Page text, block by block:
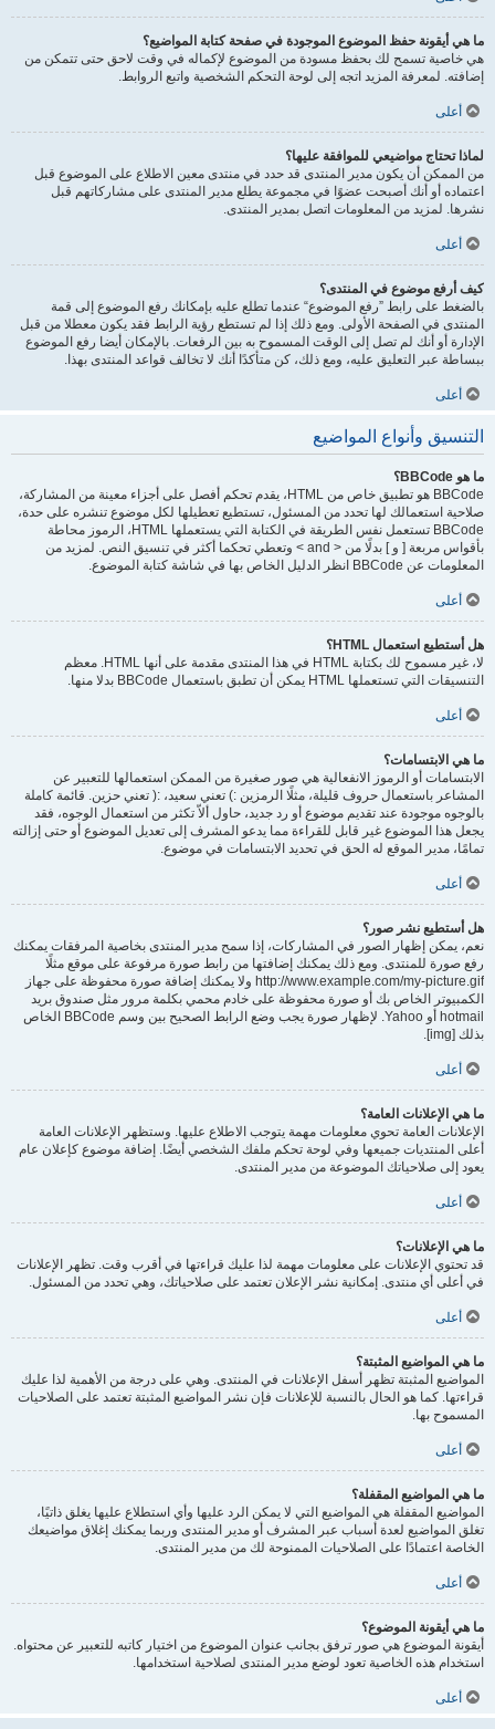
ما هي أيقونة حفظ الموضوع الموجودة في صفحة كتابة المواضيع؟
هي خاصية تسمح لك بحفظ مسودة من الموضوع لإكماله في وقت لاحق حتى تتمكن من
إضافته. لمعرفة المزيد اتجه إلى لوحة التحكم الشخصية واتبع الروابط.
أعلى
لماذا تحتاج مواضيعي للموافقة عليها؟
من الممكن أن يكون مدير المنتدى قد حدد في منتدى معين الاطلاع على الموضوع قبل
اعتماده أو أنك أصبحت عضوًا في مجموعة يطلع مدير المنتدى على مشاركاتهم قبل
نشرها. لمزيد من المعلومات اتصل بمدير المنتدى.
أعلى
كيف أرفع موضوع في المنتدى؟
بالضغط على رابط ”رفع الموضوع“ عندما تطلع عليه بإمكانك رفع الموضوع إلى قمة
المنتدى في الصفحة الأولى. ومع ذلك إذا لم تستطع رؤية الرابط فقد يكون معطلا من قبل
الإدارة أو أنك لم تصل إلى الوقت المسموح به بين الرفعات. بالإمكان أيضا رفع الموضوع
ببساطة عبر التعليق عليه، ومع ذلك، كن متأكدًا أنك لا تخالف قواعد المنتدى بهذا.
أعلى
التنسيق وأنواع المواضيع
ما هو BBCode؟
BBCode هو تطبيق خاص من HTML، يقدم تحكم أفصل على أجزاء معينة من المشاركة،
صلاحية استعمالك لها تحدد من المسئول، تستطيع تعطيلها لكل موضوع تنشره على حدة،
BBCode تستعمل نفس الطريقة في الكتابة التي يستعملها HTML، الرموز محاطة
بأقواس مربعة [ و ] بدلًا من < and > وتعطي تحكما أكثر في تنسيق النص. لمزيد من
المعلومات عن BBCode انظر الدليل الخاص بها في شاشة كتابة الموضوع.
أعلى
هل أستطيع استعمال HTML؟
لا، غير مسموح لك بكتابة HTML في هذا المنتدى مقدمة على أنها HTML. معظم
التنسيقات التي تستعملها HTML يمكن أن تطبق باستعمال BBCode بدلا منها.
أعلى
ما هي الابتسامات؟
الابتسامات أو الرموز الانفعالية هي صور صغيرة من الممكن استعمالها للتعبير عن
المشاعر باستعمال حروف قليلة، مثلًا الرمزين :) تعني سعيد، :( تعني حزين. قائمة كاملة
بالوجوه موجودة عند تقديم موضوع أو رد جديد، حاول ألاّ تكثر من استعمال الوجوه، فقد
يجعل هذا الموضوع غير قابل للقراءة مما يدعو المشرف إلى تعديل الموضوع أو حتى إزالته
تمامًا، مدير الموقع له الحق في تحديد الابتسامات في موضوع.
أعلى
هل أستطيع نشر صور؟
نعم، يمكن إظهار الصور في المشاركات، إذا سمح مدير المنتدى بخاصية المرفقات يمكنك
رفع صورة للمنتدى. ومع ذلك يمكنك إضافتها من رابط صورة مرفوعة على موقع مثلًا
http://www.example.com/my-picture.gif ولا يمكنك إضافة صورة محفوظة على جهاز
الكمبيوتر الخاص بك أو صورة محفوظة على خادم محمي بكلمة مرور مثل صندوق بريد
hotmail أو Yahoo. لإظهار صورة يجب وضع الرابط الصحيح بين وسم BBCode الخاص
بذلك [img].
أعلى
ما هي الإعلانات العامة؟
الإعلانات العامة تحوي معلومات مهمة يتوجب الاطلاع عليها. وستظهر الإعلانات العامة
أعلى المنتديات جميعها وفي لوحة تحكم ملفك الشخصي أيضًا. إضافة موضوع كإعلان عام
يعود إلى صلاحياتك الموضوعة من مدير المنتدى.
أعلى
ما هي الإعلانات؟
قد تحتوي الإعلانات على معلومات مهمة لذا عليك قراءتها في أقرب وقت. تظهر الإعلانات
في أعلى أي منتدى. إمكانية نشر الإعلان تعتمد على صلاحياتك، وهي تحدد من المسئول.
أعلى
ما هي المواضيع المثبتة؟
المواضيع المثبتة تظهر أسفل الإعلانات في المنتدى. وهي على درجة من الأهمية لذا عليك
قراءتها. كما هو الحال بالنسبة للإعلانات فإن نشر المواضيع المثبتة تعتمد على الصلاحيات
المسموح بها.
أعلى
ما هي المواضيع المقفلة؟
المواضيع المقفلة هي المواضيع التي لا يمكن الرد عليها وأي استطلاع عليها يغلق ذاتيًا،
تغلق المواضيع لعدة أسباب عبر المشرف أو مدير المنتدى وربما يمكنك إغلاق مواضيعك
الخاصة اعتمادًا على الصلاحيات الممنوحة لك من مدير المنتدى.
أعلى
ما هي أيقونة الموضوع؟
أيقونة الموضوع هي صور ترفق بجانب عنوان الموضوع من اختيار كاتبه للتعبير عن محتواه.
استخدام هذه الخاصية تعود لوضع مدير المنتدى لصلاحية استخدامها.
أعلى